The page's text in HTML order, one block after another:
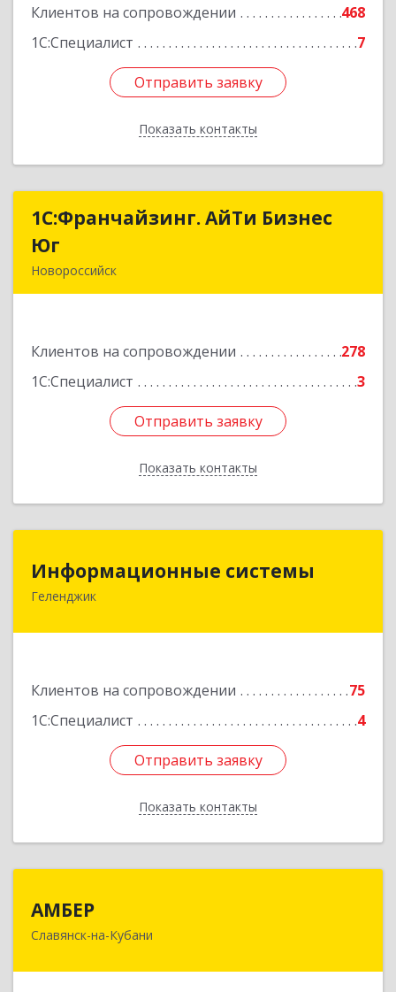
Клиентов на сопровождении
468
1С:Специалист
7
Отправить заявку
Показать контакты
Отправить заявку
Назад
1С:Франчайзинг. АйТи Бизнес
Юг
Новороссийск
Клиентов на сопровождении
278
1С:Специалист
3
Отправить заявку
Показать контакты
1С:Франчайзинг. АйТи Бизнес
Подробнее
Отправить заявку
Назад
Информационные системы
Геленджик
Клиентов на сопровождении
75
1С:Специалист
4
Отправить заявку
Показать контакты
353475, Краснодарский край, Геленджик г,
Отправить заявку
Назад
АМБЕР
Славянск-на-Кубани
353562, Краснодарский край, Славянский р-н,